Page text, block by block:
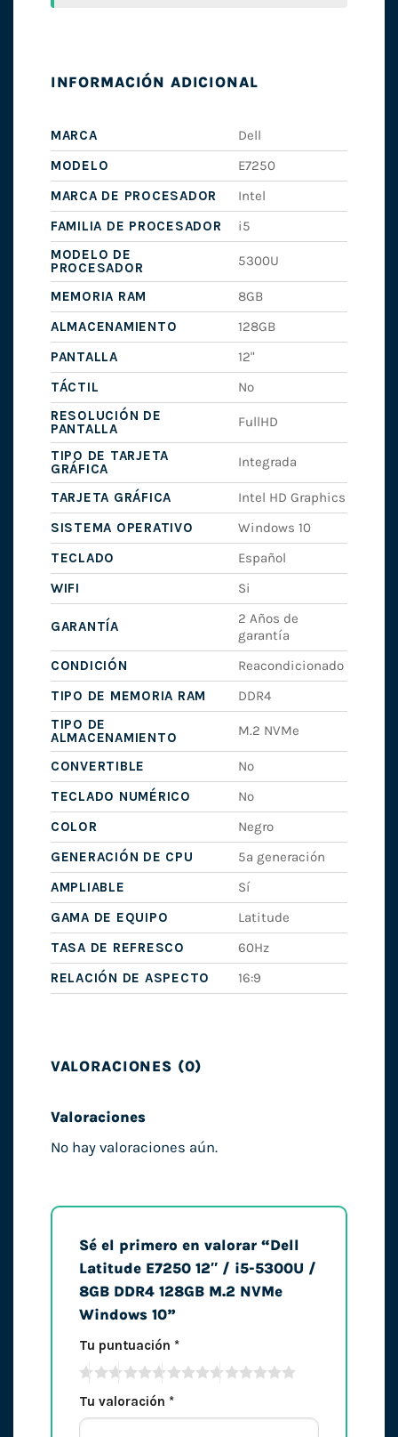
INFORMACIÓN ADICIONAL
MARCA
Dell
MODELO
E7250
MARCA DE PROCESADOR
Intel
FAMILIA DE PROCESADOR
i5
MODELO DE
PROCESADOR
5300U
MEMORIA RAM
8GB
ALMACENAMIENTO
128GB
PANTALLA
12"
TÁCTIL
No
RESOLUCIÓN DE
PANTALLA
FullHD
TIPO DE TARJETA
GRÁFICA
Integrada
TARJETA GRÁFICA
Intel HD Graphics
SISTEMA OPERATIVO
Windows 10
TECLADO
Español
WIFI
Si
GARANTÍA
2 Años de
garantía
CONDICIÓN
Reacondicionado
TIPO DE MEMORIA RAM
DDR4
TIPO DE
ALMACENAMIENTO
M.2 NVMe
CONVERTIBLE
No
TECLADO NUMÉRICO
No
COLOR
Negro
GENERACIÓN DE CPU
5ª generación
AMPLIABLE
Sí
GAMA DE EQUIPO
Latitude
TASA DE REFRESCO
60Hz
RELACIÓN DE ASPECTO
16:9
VALORACIONES (0)
Valoraciones
No hay valoraciones aún.
Sé el primero en valorar “Dell
Latitude E7250 12″ / i5-5300U /
8GB DDR4 128GB M.2 NVMe
Windows 10”
Tu puntuación *
Tu valoración *